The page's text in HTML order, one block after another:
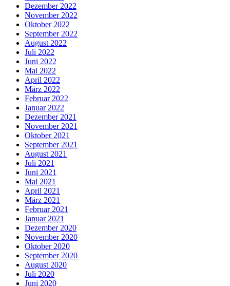
Dezember 2022
November 2022
Oktober 2022
September 2022
August 2022
Juli 2022
Juni 2022
Mai 2022
April 2022
März 2022
Februar 2022
Januar 2022
Dezember 2021
November 2021
Oktober 2021
September 2021
August 2021
Juli 2021
Juni 2021
Mai 2021
April 2021
März 2021
Februar 2021
Januar 2021
Dezember 2020
November 2020
Oktober 2020
September 2020
August 2020
Juli 2020
Juni 2020